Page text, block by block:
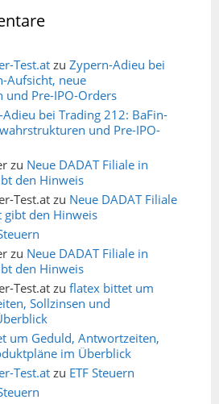
Test.at zu Zypern-Adieu bei
Aufsicht, neue
Pre-IPO-Orders
bei Trading 212: BaFin-
und Pre-IPO-
zu Neue DADAT Filiale in
den Hinweis
Test.at zu Neue DADAT Filiale
gibt den Hinweis
zu Neue DADAT Filiale in
den Hinweis
Test.at zu flatex bittet um
Sollzinsen und
um Geduld, Antwortzeiten,
im Überblick
Test.at zu ETF Steuern